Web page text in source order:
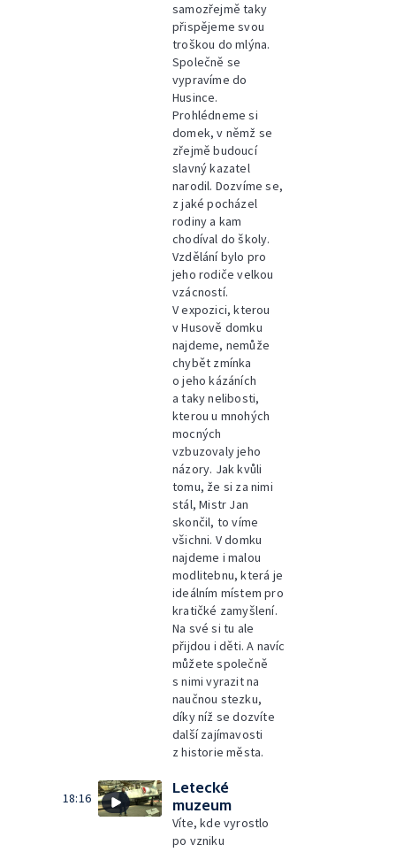
samozřejmě taky
přispějeme svou
troškou do mlýna.
Společně se
vypravíme do
Husince.
Prohlédneme si
domek, v němž se
zřejmě budoucí
slavný kazatel
narodil. Dozvíme se,
z jaké pocházel
rodiny a kam
chodíval do školy.
Vzdělání bylo pro
jeho rodiče velkou
vzácností.
V expozici, kterou
v Husově domku
najdeme, nemůže
chybět zmínka
o jeho kázáních
a taky nelibosti,
kterou u mnohých
mocných
vzbuzovaly jeho
názory. Jak kvůli
tomu, že si za nimi
stál, Mistr Jan
skončil, to víme
všichni. V domku
najdeme i malou
modlitebnu, která je
ideálním místem pro
kratičké zamyšlení.
Na své si tu ale
přijdou i děti. A navíc
můžete společně
s nimi vyrazit na
naučnou stezku,
díky níž se dozvíte
další zajímavosti
z historie města.
18:16
Letecké
muzeum
Víte, kde vyrostlo
po vzniku